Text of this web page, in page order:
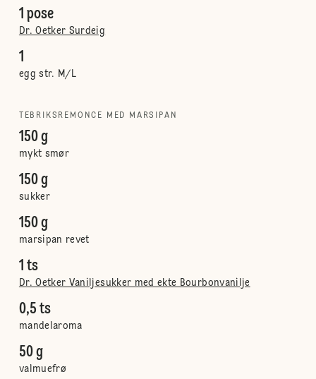
1 pose
Dr. Oetker Surdeig
1
egg str. M/L
TEBRIKSREMONCE MED MARSIPAN
150 g
mykt smør
150 g
sukker
150 g
marsipan revet
1 ts
Dr. Oetker Vaniljesukker med ekte Bourbonvanilje
0,5 ts
mandelaroma
50 g
valmuefrø